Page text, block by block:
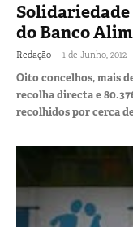
Solidariedade
do Banco
Redação - 1 de Junho, 2012
Oito concelhos, mais
recolha directa e
recolhidos por cerca